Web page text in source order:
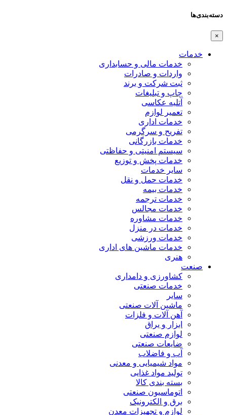
دسته‌بندی‌ها
×
خدمات
خدمات مالی و حسابداری
واردات و صادرات
ثبت شرکت و برند
چاپ و تبلیغات
آتلیه عکاسی
تعمیر لوازم
خدمات اداری
تفریح و سرگرمی
خدمات بازرگانی
سیستم امنیتی و حفاظتی
خدمات پخش و توزیع
سایر خدمات
خدمات حمل و نقل
خدمات بیمه
خدمات ترجمه
خدمات مجالس
خدمات مشاوره
خدمات در منزل
خدمات ورزشی
خدمات ماشین های اداری
هنری
صنعت
کشاورزی و دامداری
خدمات صنعتی
سایر
ماشین آلات صنعتی
آهن آلات و فلزات
ابزار و یراق
لوازم صنعتی
ضایعات صنعتی
آب و فاضلاب
مواد شیمیایی و معدنی
تولید مواد غذایی
بسته بندی کالا
اتوماسیون صنعتی
برق و الکترونیک
لوازم و تجهیزات معدن